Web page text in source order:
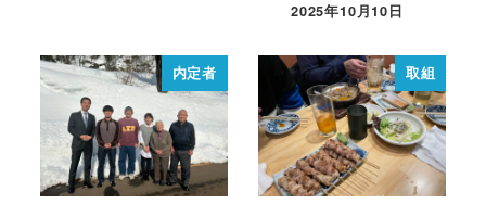
2025年10月10日
内定者 取組